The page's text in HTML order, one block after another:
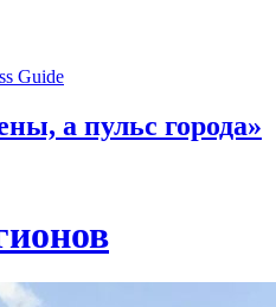
Guide
а пульс города»